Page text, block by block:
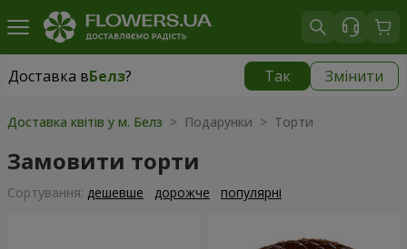
Доставка вБелз? Так Змінити
Доставка вБелз
Доставка квітів у м. Белз > Подарунки > Торти
Замовити торти
Сортування: дешевше дорожче популярні